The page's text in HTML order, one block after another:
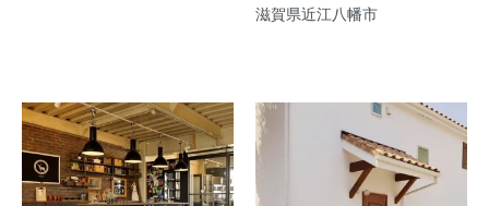
滋賀県近江八幡市